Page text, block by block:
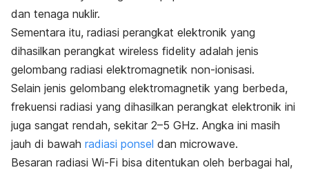
dan tenaga nuklir.
Sementara itu, radiasi perangkat elektronik yang
dihasilkan perangkat wireless fidelity adalah jenis
gelombang radiasi elektromagnetik non-ionisasi.
Selain jenis gelombang elektromagnetik yang berbeda,
frekuensi radiasi yang dihasilkan perangkat elektronik ini
juga sangat rendah, sekitar 2–5 GHz. Angka ini masih
jauh di bawah radiasi ponsel dan microwave.
Besaran radiasi Wi-Fi bisa ditentukan oleh berbagai hal,